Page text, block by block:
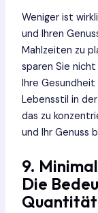
Weniger ist
und Ihren
Mahlzeiten zu
sparen Sie
Ihre
Lebensstil in
das zu
und Ihr Genuss
9.
Die
Quantität